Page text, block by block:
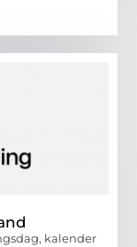
kalender